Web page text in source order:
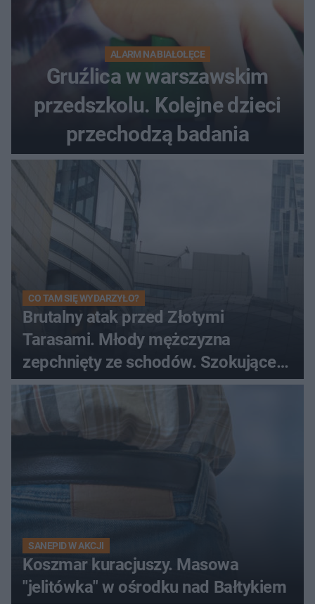
ALARM NA BIAŁOŁĘCE
Gruźlica w warszawskim
przedszkolu. Kolejne dzieci
przechodzą badania
CO TAM SIĘ WYDARZYŁO?
Brutalny atak przed Złotymi
Tarasami. Młody mężczyzna
zepchnięty ze schodów. Szokujące
nagranie krąży po sieci
SANEPID W AKCJI
Koszmar kuracjuszy. Masowa
"jelitówka" w ośrodku nad Bałtykiem